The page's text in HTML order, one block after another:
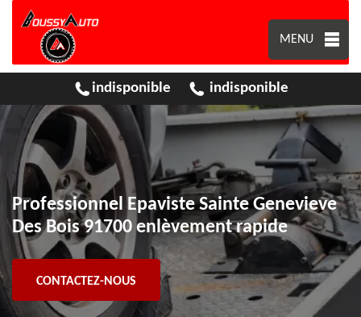
MENU
indisponible indisponible
Professionnel Epaviste Sainte Genevieve
Des Bois 91700 enlèvement rapide
CONTACTEZ-NOUS